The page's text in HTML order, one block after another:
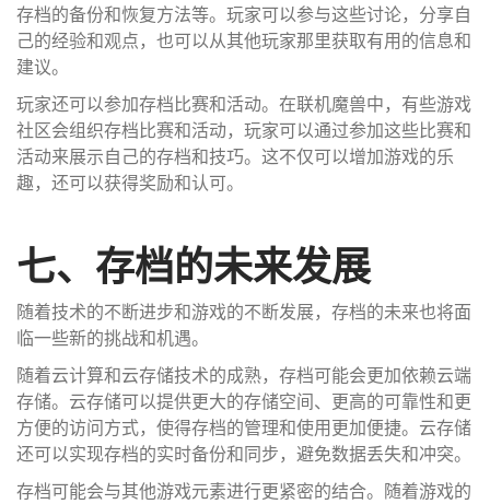
存档的备份和恢复方法等。玩家可以参与这些讨论，分享自
己的经验和观点，也可以从其他玩家那里获取有用的信息和
建议。
玩家还可以参加存档比赛和活动。在联机魔兽中，有些游戏
社区会组织存档比赛和活动，玩家可以通过参加这些比赛和
活动来展示自己的存档和技巧。这不仅可以增加游戏的乐
趣，还可以获得奖励和认可。
七、存档的未来发展
随着技术的不断进步和游戏的不断发展，存档的未来也将面
临一些新的挑战和机遇。
随着云计算和云存储技术的成熟，存档可能会更加依赖云端
存储。云存储可以提供更大的存储空间、更高的可靠性和更
方便的访问方式，使得存档的管理和使用更加便捷。云存储
还可以实现存档的实时备份和同步，避免数据丢失和冲突。
存档可能会与其他游戏元素进行更紧密的结合。随着游戏的